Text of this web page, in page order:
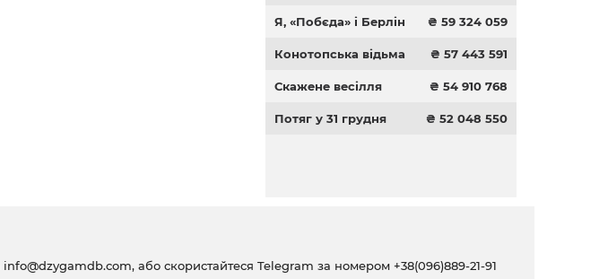
Я, «Побєда» і Берлін ₴ 59 324 059
Конотопська відьма ₴ 57 443 591
Скажене весілля ₴ 54 910 768
Потяг у 31 грудня ₴ 52 048 550
info@dzygamdb.com, або скористайтеся Telegram за номером +38(096)889-21-91